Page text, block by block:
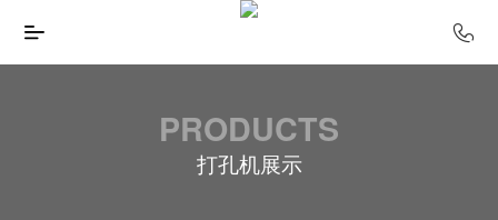
PRODUCTS
打孔机展示